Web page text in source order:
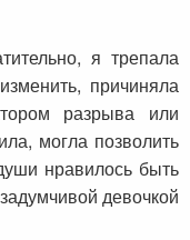
я трепала
причиняла
разрыва или
могла позволить
нравилось быть
девочкой